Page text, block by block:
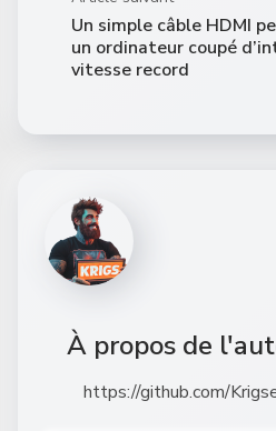
Un simple câble HDMI
un ordinateur coupé
vitesse record
À propos de
https://github.com/